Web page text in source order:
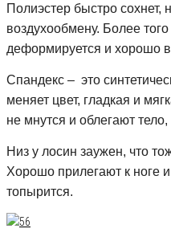
Полиэстер быстро сохнет,
воздухообмену. Более
деформируется и хорошо
Спандекс – это
меняет цвет, гладкая и
не мнутся и облегают
Низ у лосин заужен, что
Хорошо прилегают к ноге
топырится.